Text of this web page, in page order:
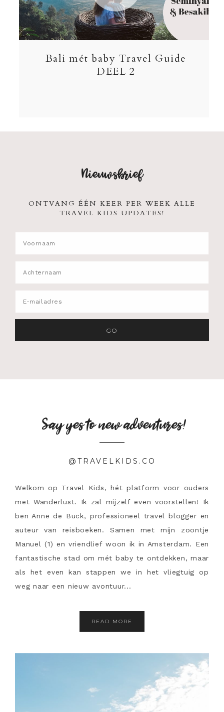
Bali mét baby Travel Guide
DEEL 2
Nieuwsbrief
ONTVANG ÉÉN KEER PER WEEK ALLE
TRAVEL KIDS UPDATES!
Say yes to new adventures!
@TRAVELKIDS.CO
Welkom op Travel Kids, hét platform voor ouders
met Wanderlust. Ik zal mijzelf even voorstellen! Ik
ben Anne de Buck, professioneel travel blogger en
auteur van reisboeken. Samen met mijn zoontje
Manuel (1) en vriendlief woon ik in Amsterdam. Een
fantastische stad om mét baby te ontdekken, maar
als het even kan stappen we in het vliegtuig op
weg naar een nieuw avontuur...
READ MORE